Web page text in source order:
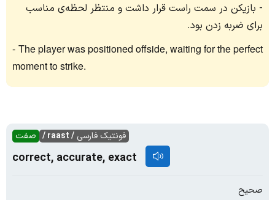
بازیکن در سمت راست قرار داشت و منتظر لحظه‌ی مناسب
برای ضربه زدن بود.
The player was positioned offside, waiting for the perfect
moment to strike.
صفت فونتیک فارسی / raast /
correct, accurate, exact
صحیح